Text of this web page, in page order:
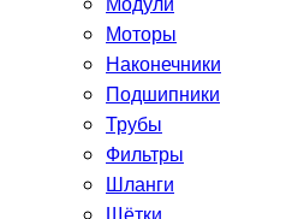
Моторы
Наконечники
Подшипники
Трубы
Фильтры
Шланги